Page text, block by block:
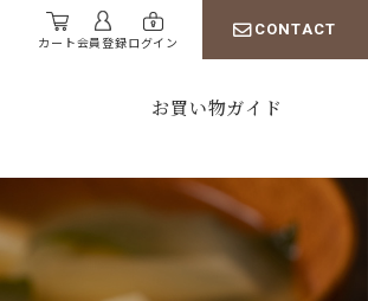
カート会員登録ログイン
CONTACT
お買い物ガイド